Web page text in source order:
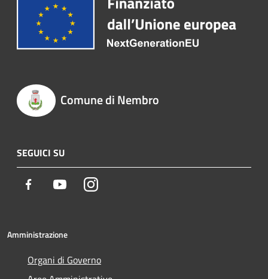
Comune di Nembro
SEGUICI SU
Facebook YoutubeInstagram
Amministrazione
Organi di Governo